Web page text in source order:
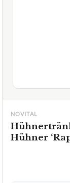
NOVITAL
Hühner